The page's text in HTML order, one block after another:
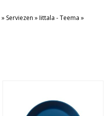
» Serviezen »Iittala - Teema »